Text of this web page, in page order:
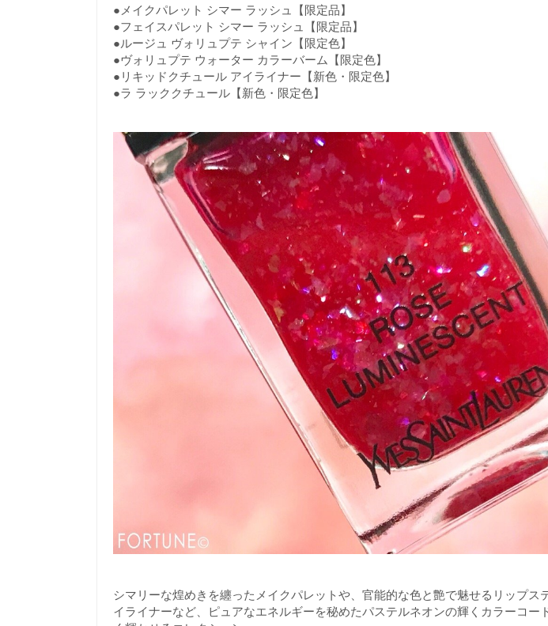
●メイクパレット シマー ラッシュ【限定品】
●フェイスパレット シマー ラッシュ【限定品】
●ルージュ ヴォリュプテ シャイン【限定色】
●ヴォリュプテ ウォーター カラーバーム【限定色】
●リキッドクチュール アイライナー【新色・限定色】
●ラ ラッククチュール【新色・限定色】
シマリーな煌めきを纏ったメイクパレットや、官能的な色と艶で魅せるリップス
イライナーなど、ピュアなエネルギーを秘めたパステルネオンの輝くカラーコー